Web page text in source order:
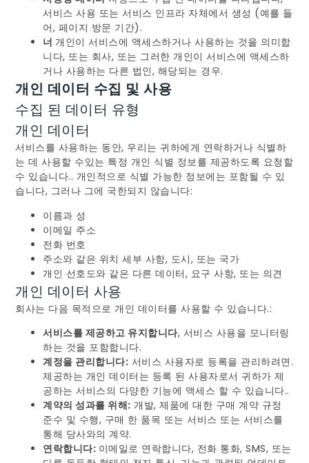
서비스 사용 또는 서비스 인프라 자체에서 생성 (예를 들
어, 페이지 방문 기간).
너개인이 서비스에 액세스하거나 사용하는 것을 의미합
니다, 또는 회사, 또는 그러한 개인이 서비스에 액세스하
거나 사용하는 다른 법인, 해당되는 경우.
개인 데이터 수집 및 사용
수집 된 데이터 유형
개인 데이터
서비스를 사용하는 동안, 우리는 귀하에게 연락하거나 식별하
는 데 사용할 수있는 특정 개인 식별 정보를 제공하도록 요청할
수 있습니다.. 개인적으로 식별 가능한 정보에는 포함될 수 있
습니다, 그러나 그에 국한되지 않습니다:
이름과 성
이메일 주소
전화 번호
주소와 같은 위치 세부 사항, 도시, 또는 국가
개인 선호도와 같은 다른 데이터, 요구 사항, 또는 의견
개인 데이터 사용
회사는 다음 목적으로 개인 데이터를 사용할 수 있습니다.:
서비스를 제공하고 유지합니다, 서비스 사용을 모니터링
하는 것을 포함합니다.
계정을 관리합니다: 서비스 사용자로 등록을 관리하려면.
제공하는 개인 데이터는 등록 된 사용자로서 귀하가 제
공하는 서비스의 다양한 기능에 액세스 할 수 있습니다..
계약의 성과를 위해: 개발, 제품에 대한 구매 계약 규정
준수 및 수행, 구매 한 품목 또는 서비스 또는 서비스를
통해 당사와의 계약.
연락합니다: 이메일로 연락합니다, 전화 통화, SMS, 또는